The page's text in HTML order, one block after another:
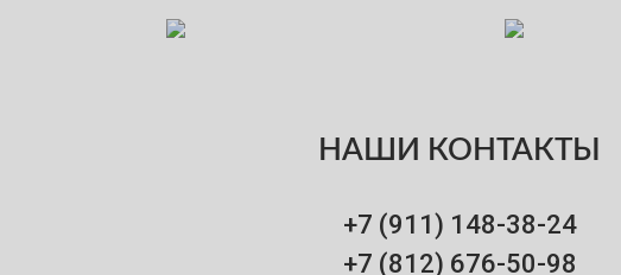
НАШИ КОНТАКТЫ
+7 (911) 148-38-24
+7 (812) 676-50-98